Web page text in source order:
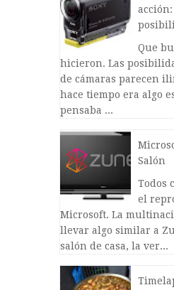
acción:
Que
hicieron. Las
de cámaras parecen
hace tiempo era algo
pensaba ...
Salón
Todos
el
Microsoft. La
llevar algo similar a
salón de casa, la ver...